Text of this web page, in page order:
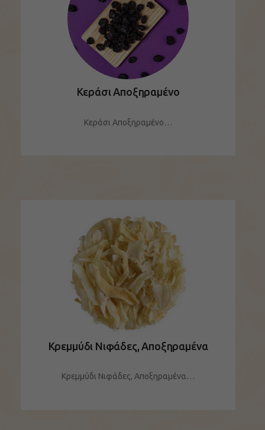
Κεράσι Αποξηραμένο
Κεράσι Αποξηραμένο…
Κρεμμύδι Νιφάδες, Αποξηραμένα
Κρεμμύδι Νιφάδες, Αποξηραμένα…